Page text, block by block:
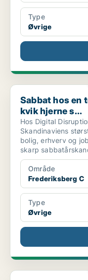
Type
Øvrige
Sabbat hos en tech-
Sabbat hos en
kvik hjerne s...
Hos Digital
Skandinaviens
bolig, erhverv og
skarp
Område
Frederiksberg C
Type
Øvrige
Vikarstilling: